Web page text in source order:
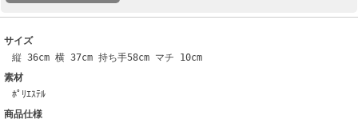
サイズ
縦 36cm 横 37cm 持ち手58cm マチ 10cm
素材
ﾎﾟﾘｴｽﾃﾙ
商品仕様